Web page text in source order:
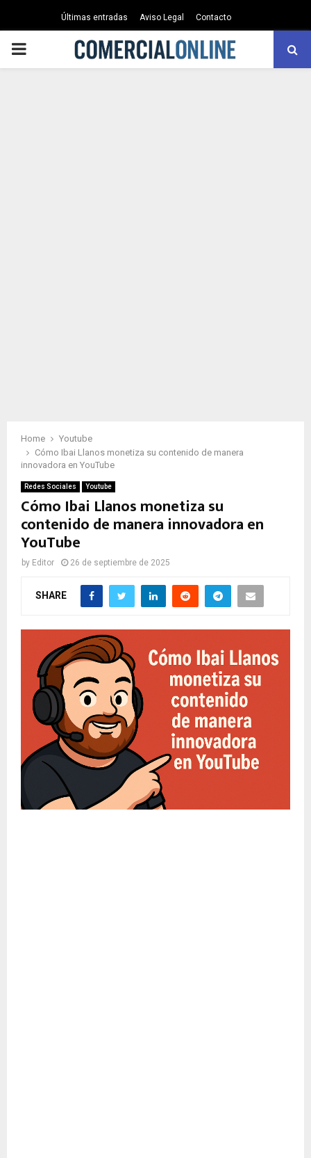
Últimas entradas Aviso Legal Contacto
PRIMARY
Home
Youtube
Cómo Ibai Llanos monetiza su contenido de manera
innovadora en YouTube
Redes Sociales Youtube
Cómo Ibai Llanos monetiza su
contenido de manera innovadora en
YouTube
by Editor 26 de septiembre de 2025
SHARE